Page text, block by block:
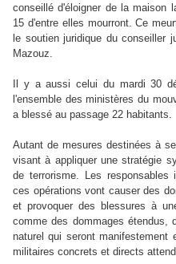
conseillé d'éloigner de la maison
15 d'entre elles mourront. Ce
le soutien juridique du conseiller
Mazouz.
Il y a aussi celui du mardi 30
l'ensemble des ministères du
a blessé au passage 22 habitants.
Autant de mesures destinées à
visant à appliquer une stratégie
de terrorisme. Les responsables
ces opérations vont causer des
et provoquer des blessures à
comme des dommages étendus,
naturel qui seront manifestement
militaires concrets et directs